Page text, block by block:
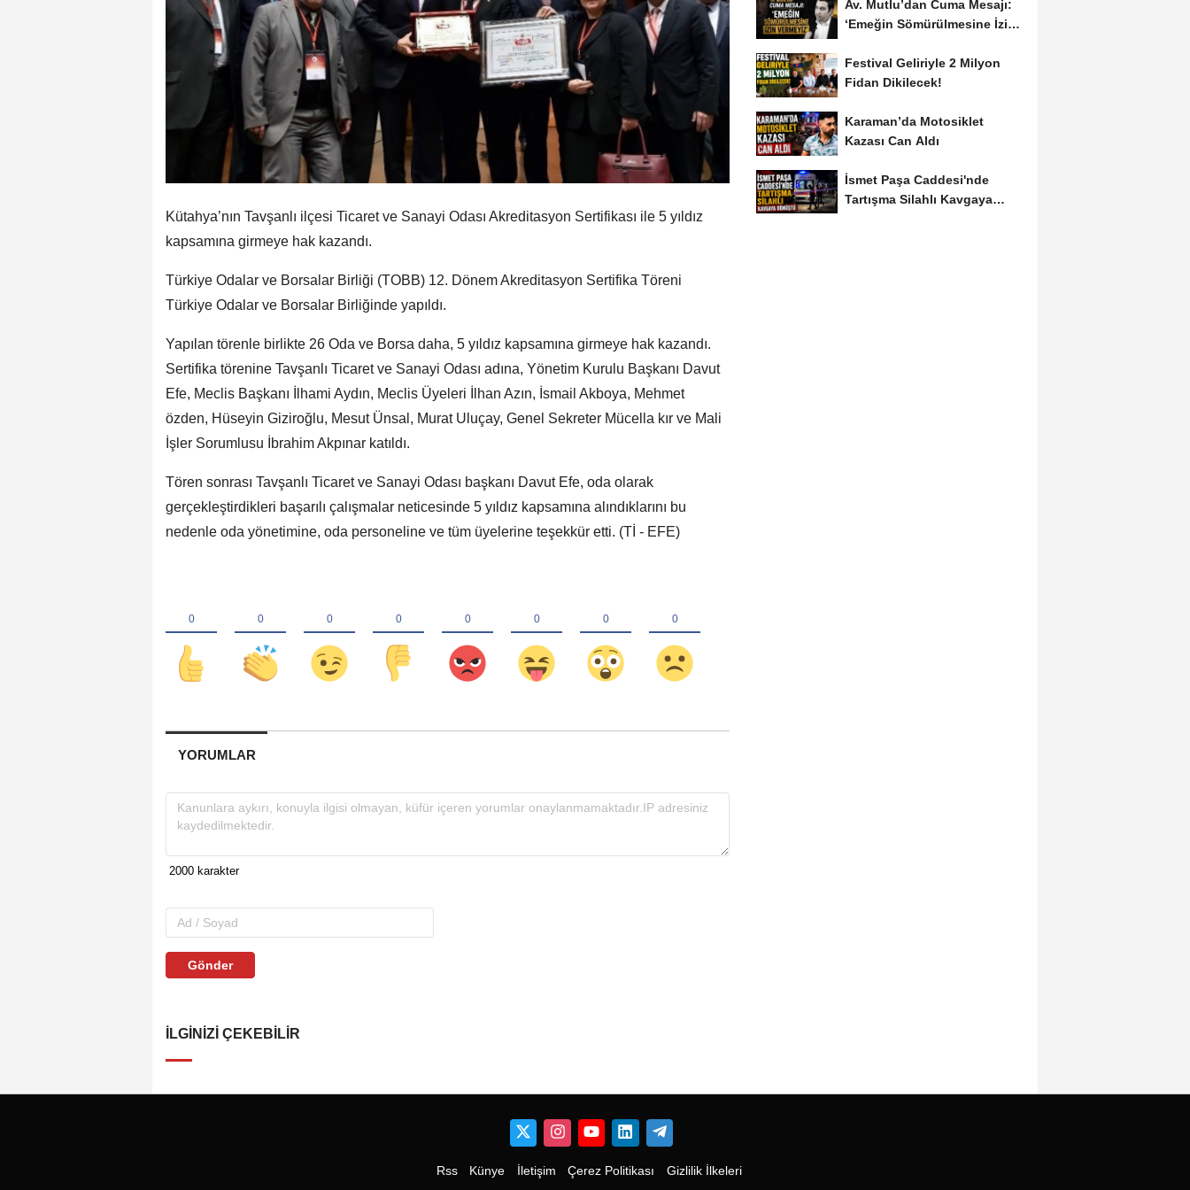
Kütahya’nın Tavşanlı ilçesi Ticaret ve Sanayi Odası Akreditasyon Sertifikası ile 5 yıldız
kapsamına girmeye hak kazandı.
Türkiye Odalar ve Borsalar Birliği (TOBB) 12. Dönem Akreditasyon Sertifika Töreni
Türkiye Odalar ve Borsalar Birliğinde yapıldı.
Yapılan törenle birlikte 26 Oda ve Borsa daha, 5 yıldız kapsamına girmeye hak kazandı.
Sertifika törenine Tavşanlı Ticaret ve Sanayi Odası adına, Yönetim Kurulu Başkanı Davut
Efe, Meclis Başkanı İlhami Aydın, Meclis Üyeleri İlhan Azın, İsmail Akboya, Mehmet
özden, Hüseyin Giziroğlu, Mesut Ünsal, Murat Uluçay, Genel Sekreter Mücella kır ve Mali
İşler Sorumlusu İbrahim Akpınar katıldı.
Tören sonrası Tavşanlı Ticaret ve Sanayi Odası başkanı Davut Efe, oda olarak
gerçekleştirdikleri başarılı çalışmalar neticesinde 5 yıldız kapsamına alındıklarını bu
nedenle oda yönetimine, oda personeline ve tüm üyelerine teşekkür etti. (Tİ - EFE)
YORUMLAR
Gönder
İLGINIZI ÇEKEBILIR
Av. Mutlu’dan Cuma Mesajı:
‘Emeğin Sömürülmesine İzin
Festival Geliriyle 2 Milyon
Fidan Dikilecek!
Karaman’da Motosiklet
Kazası Can Aldı
İsmet Paşa Caddesi'nde
Tartışma Silahlı Kavgaya
Rss Künye İletişim Çerez Politikası Gizlilik İlkeleri